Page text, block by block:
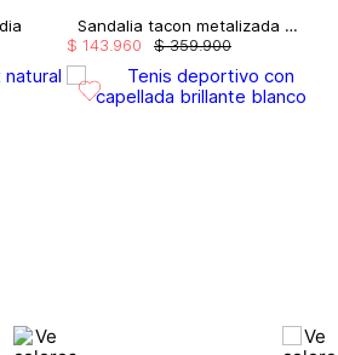
Sandalia tacon metalizada con plataforma
$ 359.900
$ 143 960